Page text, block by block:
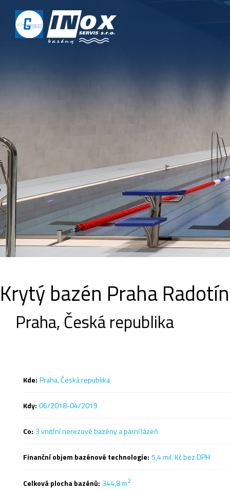
DOMŮ
O NÁS
Krytý bazén Praha Radotín
Praha, Česká republika
Kde: Praha, Česká republika
Kdy: 06/2018-04/2019
Co: 3 vnitřní nerezové bazény a parní lázeň
Finanční objem bazénové technologie: 5,4 mil. Kč bez DPH
Celková plocha bazénů: 344,8 m2